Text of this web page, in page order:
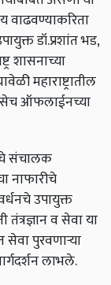
वाढवण्याकरिता
डॉ.प्रशांत भड,
शासनाच्या
महाराष्ट्रातील
ऑफलाईनच्या
संचालक
नाफारीचे
उपायुक्त
व सेवा या
सेवा पुरवणाऱ्या
लाभले.